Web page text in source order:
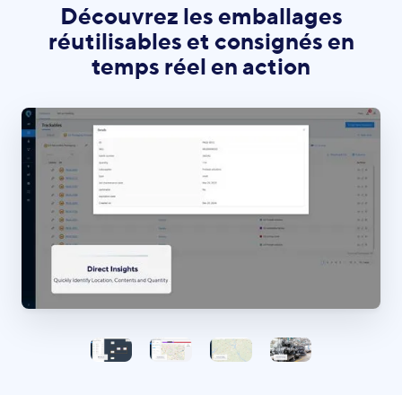
Découvrez les emballages
réutilisables et consignés en
temps réel en action